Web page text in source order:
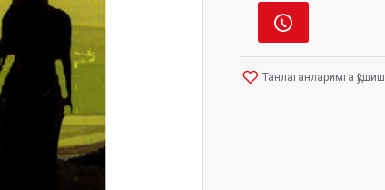
Танлаганларимга қўшиш